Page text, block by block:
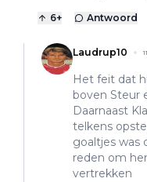
6+ Antwoord
Laudrup10
Het feit dat
boven Steur
Daarnaast
telkens
goaltjes was
reden om
vertrekken